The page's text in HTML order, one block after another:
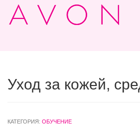
Уход за кожей,
КАТЕГОРИЯ: ОБУЧЕНИЕ